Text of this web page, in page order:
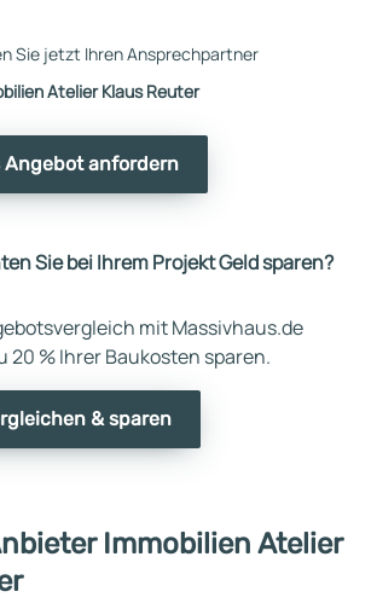
Sie jetzt Ihren Ansprechpartner
Atelier Klaus Reuter
Angebot anfordern
Sie bei Ihrem Projekt Geld sparen?
mit Massivhaus.de
20 % Ihrer Baukosten sparen.
& sparen
Immobilien Atelier